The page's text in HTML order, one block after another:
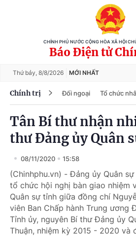
CHÍNH PHỦ NƯỚC CỘNG HÒA XÃ HỘI
Báo Điện tử
Thứ bảy, 8/8/2026 MỚI NHẤT
Chính trị Đối ngoại Tổ chức
Tân Bí thư nhận
thư Đảng ủy Quân
08/11/2020 15:58
(Chinhphu.vn) - Đảng ủy Quân
tổ chức hội nghị bàn giao nhiệm
Quân sự tỉnh giữa đồng chí
viên Ban Chấp hành Trung ương
Tỉnh ủy, nguyên Bí thư Đảng ủy
Thuận, nhiệm kỳ 2015 - 2020 và